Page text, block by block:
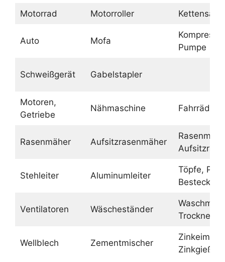
Motorrad Motorroller Kettensäge
Auto Mofa
Pumpe
Schweißgerät Gabelstapler
Motoren,
Getriebe
Nähmaschine Fahrräder
Rasenmäher Aufsitzrasenmäher
Stehleiter Aluminumleiter
Töpfe,
Besteck
Ventilatoren Wäscheständer
Trockner
Wellblech Zementmischer
Zinkeimer,